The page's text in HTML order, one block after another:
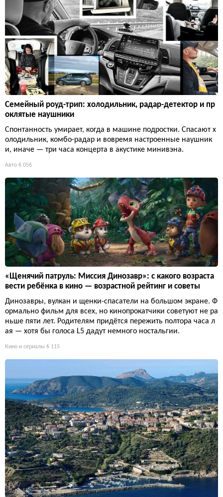
Семейный роуд-трип: холодильник, радар-детектор и пр
оклятые наушники
Спонтанность умирает, когда в машине подростки. Спасают х
олодильник, комбо-радар и вовремя настроенные наушник
и, иначе — три часа концерта в акустике минивэна.
Авто 6 056
«Щенячий патруль: Миссия Динозавр»: с какого возраста
вести ребёнка в кино — возрастной рейтинг и советы
Динозавры, вулкан и щенки-спасатели на большом экране. Ф
ормально фильм для всех, но кинопрокатчики советуют не ра
ньше пяти лет. Родителям придётся пережить полтора часа л
ая — хотя бы голоса L5 дадут немного ностальгии.
Кино и сериалы 6 115